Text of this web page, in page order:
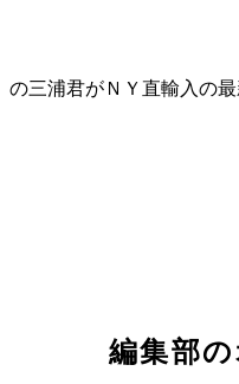
三浦君がＮＹ直輸入
編集部